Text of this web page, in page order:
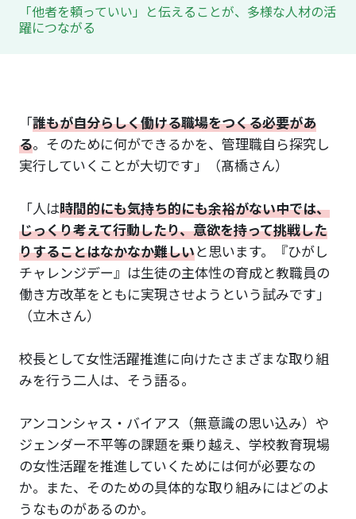
「他者を頼っていい」と伝えることが、多様な人材の活
躍につながる
「誰もが自分らしく働ける職場をつくる必要があ
る。そのために何ができるかを、管理職自ら探究し
実行していくことが大切です」（髙橋さん）
「人は時間的にも気持ち的にも余裕がない中では、
じっくり考えて行動したり、意欲を持って挑戦した
りすることはなかなか難しいと思います。『ひがし
チャレンジデー』は生徒の主体性の育成と教職員の
働き方改革をともに実現させようという試みです」
（立木さん）
校長として女性活躍推進に向けたさまざまな取り組
みを行う二人は、そう語る。
アンコンシャス・バイアス（無意識の思い込み）や
ジェンダー不平等の課題を乗り越え、学校教育現場
の女性活躍を推進していくためには何が必要なの
か。また、そのための具体的な取り組みにはどのよ
うなものがあるのか。